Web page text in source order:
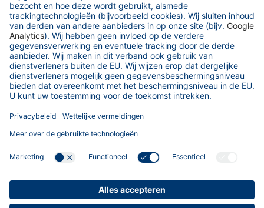
Uw bedrijf
Onze havens
Over ons